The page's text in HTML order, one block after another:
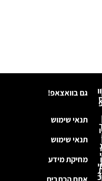
גם בוואצאפ!
תנאי שימוש
תנאי שימוש
מחיקת מידע